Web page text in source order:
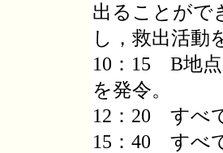
出ることがで
し，救出活動
10：15 B地点
を発令。
12：20 すべ
15：40 すべ